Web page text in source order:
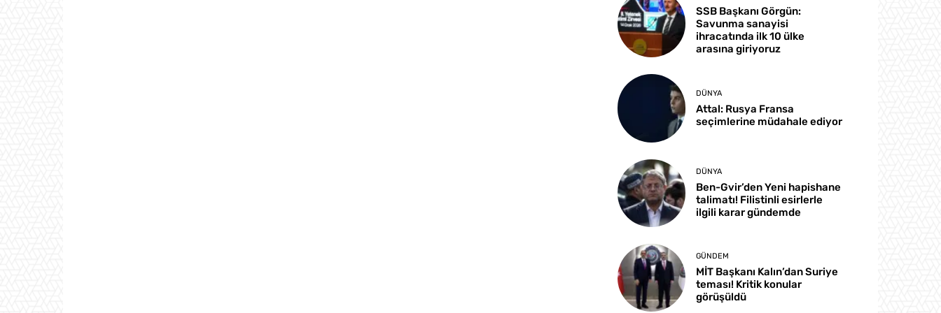
SSB Başkanı Görgün:
Savunma sanayisi
ihracatında ilk 10 ülke
arasına giriyoruz
DÜNYA
Attal: Rusya Fransa
seçimlerine müdahale ediyor
DÜNYA
Ben-Gvir’den Yeni hapishane
talimatı! Filistinli esirlerle
ilgili karar gündemde
GÜNDEM
MİT Başkanı Kalın’dan Suriye
teması! Kritik konular
görüşüldü